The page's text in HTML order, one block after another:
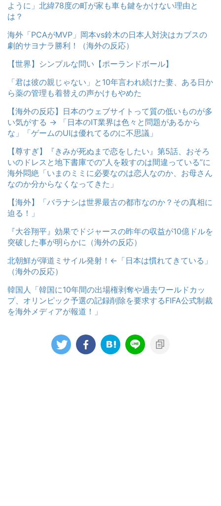
ように」北緯78度の町が家も車も鍵をかけない理由と
は？
海外「PCAがMVP」岡本vs鈴木の日本人対決はカブスの
劇的サヨナラ勝利！（海外の反応）
【世界】シンプルな問い【ポーランドボール】
「君は彼の親じゃない」と10年言われ続けた妻、ある日か
ら薬の管理も着替えの声かけもやめた
【海外の反応】日本のウェブサイトって質の低いものが多
い気がする → 「日本のIT業界は色々と問題があるから
な」「ゲームのUIは優れてるのに不思議」
【尊すぎ】『きみが死ぬまで恋をしたい』第5話、おそろ
いのドレスと地下書庫での“人を殺すのは間違っている”に
海外悶絶「いまのミミに必要なのは恋人なのか、お母さん
なのか分からなくなってきた」
【海外】「バラナシは世界最古の都市なのか？その真相に
迫る！」
『大谷翔平』効果でドジャースの昨年の収益が10億ドルを
突破した事が明らかに（海外の反応）
北朝鮮が弾道ミサイル発射！←「日本は慣れてきている」
（海外の反応）
韓国人「韓国に10年間の出場権剥奪や過去ワールドカッ
プ、オリンピック予選の記録削除を要求するFIFA公式制裁
を海外メディアが報道！」